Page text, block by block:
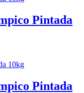
Pintada
Pintada